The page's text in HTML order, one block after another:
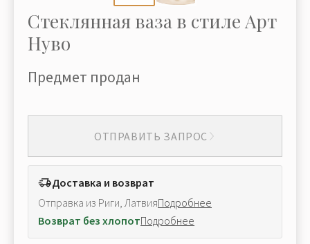
Стеклянная ваза в стиле Арт
Нуво
Предмет продан
ОТПРАВИТЬ ЗАПРОС
Доставка и возврат
Отправка из Риги, ЛатвияПодробнее
Возврат без хлопотПодробнее